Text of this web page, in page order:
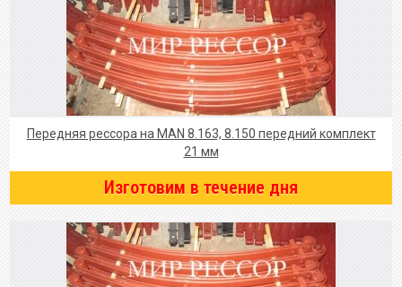
Передняя рессора на MAN 8.163, 8.150 передний комплект
21 мм
Изготовим в течение дня